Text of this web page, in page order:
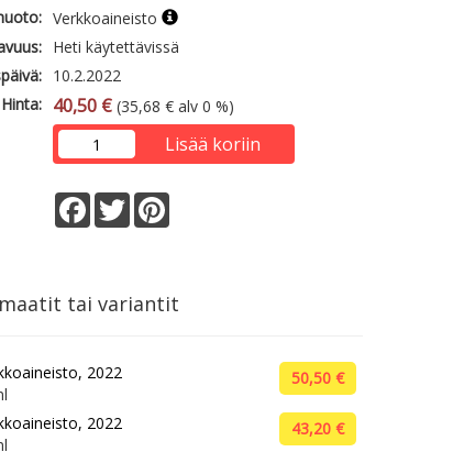
Verkkoaineisto
Heti käytettävissä
10.2.2022
Hinta: 40,50 € (35,68 € alv 0 %)
Lisää koriin
Facebook
Twitter
tai variantit
2022
50,50 €
2022
43,20 €